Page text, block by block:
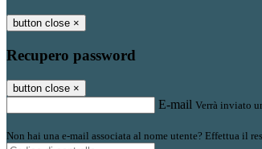
button close ×
Recupero password
button close ×
E-mail Verrà inviato
Non hai una e-mail associata al nome utente? Effettua il